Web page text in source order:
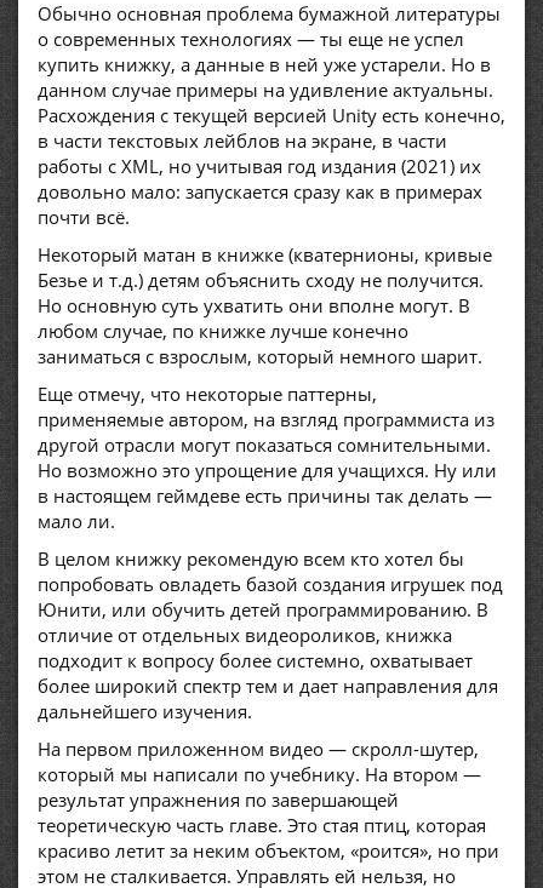
Обычно основная проблема бумажной литературы
о современных технологиях — ты еще не успел
купить книжку, а данные в ней уже устарели. Но в
данном случае примеры на удивление актуальны.
Расхождения с текущей версией Unity есть конечно,
в части текстовых лейблов на экране, в части
работы с XML, но учитывая год издания (2021) их
довольно мало: запускается сразу как в примерах
почти всё.
Некоторый матан в книжке (кватернионы, кривые
Безье и т.д.) детям объяснить сходу не получится.
Но основную суть ухватить они вполне могут. В
любом случае, по книжке лучше конечно
заниматься с взрослым, который немного шарит.
Еще отмечу, что некоторые паттерны,
применяемые автором, на взгляд программиста из
другой отрасли могут показаться сомнительными.
Но возможно это упрощение для учащихся. Ну или
в настоящем геймдеве есть причины так делать —
мало ли.
В целом книжку рекомендую всем кто хотел бы
попробовать овладеть базой создания игрушек под
Юнити, или обучить детей программированию. В
отличие от отдельных видеороликов, книжка
подходит к вопросу более системно, охватывает
более широкий спектр тем и дает направления для
дальнейшего изучения.
На первом приложенном видео — скролл-шутер,
который мы написали по учебнику. На втором —
результат упражнения по завершающей
теоретическую часть главе. Это стая птиц, которая
красиво летит за неким объектом, «роится», но при
этом не сталкивается. Управлять ей нельзя, но